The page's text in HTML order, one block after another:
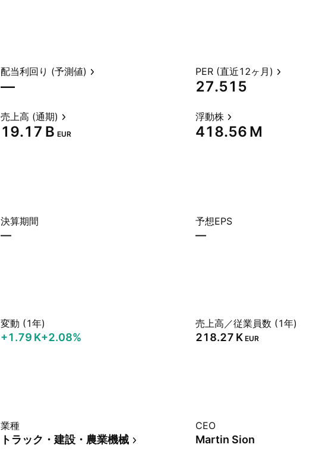
配当利回り (予測値)
—
PER (直近12ヶ月)
27.515
売上高 (通期)
‪19.17 B‬ EUR
浮動株
‪418.56 M‬
決算期間
—
予想EPS
—
変動 (1年)
‪+1.79 K‬+2.08%
売上高／従業員数 (1年)
‪218.27 K‬ EUR
業種
トラック・建設・農業機械
CEO
Martin Sion